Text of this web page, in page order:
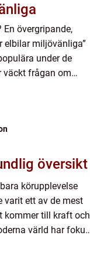
övergripande,
elbilar miljövänliga”
under de
väckt frågan om
översikt
körupplevelse
varit ett av de mest
kommer till kraft och
värld har fokus